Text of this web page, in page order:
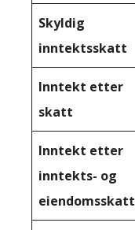
Skyldig
inntektsskatt
Inntekt etter
skatt
Inntekt etter
inntekts- og
eiendomsskatt